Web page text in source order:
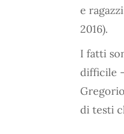
e
2016).
I fatti
difficile
di testi